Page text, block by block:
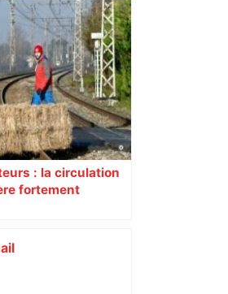
: la circulation
fortement